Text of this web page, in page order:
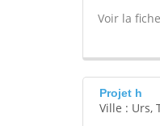
Voir la
Projet h
Ville : Urs,